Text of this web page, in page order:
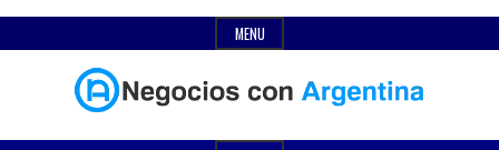
to
MENU
Últimas
Header